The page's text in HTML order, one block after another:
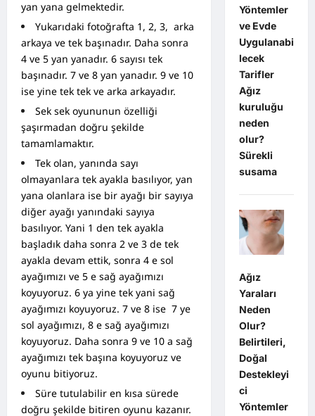
yan yana gelmektedir.
Yukarıdaki fotoğrafta 1, 2, 3, arka
arkaya ve tek başınadır. Daha sonra
4 ve 5 yan yanadır. 6 sayısı tek
başınadır. 7 ve 8 yan yanadır. 9 ve 10
ise yine tek tek ve arka arkayadır.
Sek sek oyununun özelliği
şaşırmadan doğru şekilde
tamamlamaktır.
Tek olan, yanında sayı
olmayanlara tek ayakla basılıyor, yan
yana olanlara ise bir ayağı bir sayıya
diğer ayağı yanındaki sayıya
basılıyor. Yani 1 den tek ayakla
başladık daha sonra 2 ve 3 de tek
ayakla devam ettik, sonra 4 e sol
ayağımızı ve 5 e sağ ayağımızı
koyuyoruz. 6 ya yine tek yani sağ
ayağımızı koyuyoruz. 7 ve 8 ise 7 ye
sol ayağımızı, 8 e sağ ayağımızı
koyuyoruz. Daha sonra 9 ve 10 a sağ
ayağımızı tek başına koyuyoruz ve
oyunu bitiyoruz.
Süre tutulabilir en kısa sürede
doğru şekilde bitiren oyunu kazanır.
Yöntemler
ve Evde
Uygulanabi
lecek
Tarifler
Ağız
kuruluğu
neden
olur?
Sürekli
susama
Ağız
Yaraları
Neden
Olur?
Belirtileri,
Doğal
Destekleyi
ci
Yöntemler